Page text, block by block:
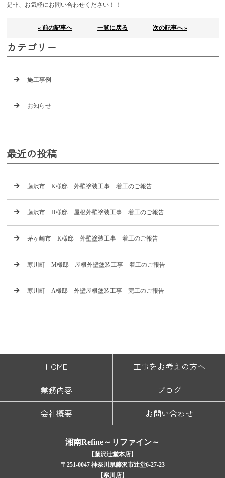
是非、お気軽にお問い合わせください！！
« 前の記事へ 一覧に戻る 次の記事へ »
カテゴリー
施工事例
お知らせ
最近の投稿
藤沢市 K様邸 外壁塗装工事 着工のご報告
藤沢市 H様邸 屋根外壁塗装工事 着工のご報告
茅ヶ崎市 K様邸 外壁塗装工事 着工のご報告
寒川町 M様邸 屋根外壁塗装工事 着工のご報告
寒川町 A様邸 外壁屋根塗装工事 完工のご報告
HOME
工事をお考えの方へ
業務内容
ブログ
会社概要
お問い合わせ
湘南Refine～リファイン～
【藤沢辻堂本店】
〒251-0047 神奈川県藤沢市辻堂6-27-23
【寒川店】